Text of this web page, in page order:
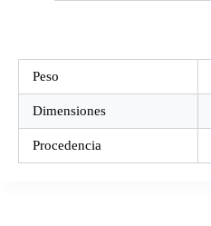
Peso
Dimensiones
Procedencia